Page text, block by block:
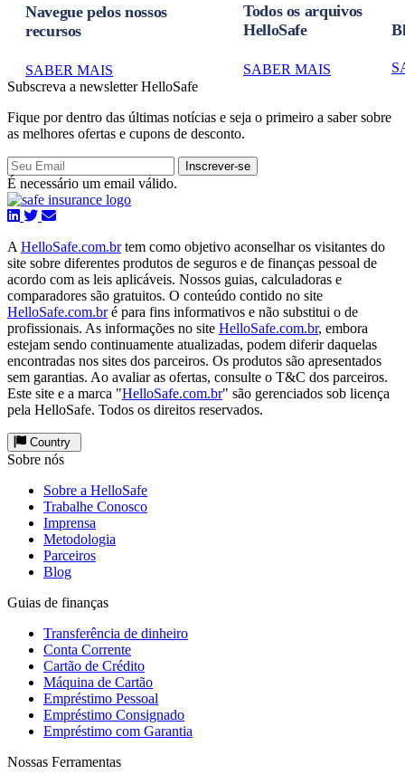
Navegue pelos nossos
recursos
SABER MAIS
Todos os arquivos
HelloSafe
SABER MAIS
Subscreva a newsletter HelloSafe
Fique por dentro das últimas notícias e seja o primeiro a saber sobre
as melhores ofertas e cupons de desconto.
Inscrever-se
É necessário um email válido.
A HelloSafe.com.brtem como objetivo aconselhar os visitantes do
site sobre diferentes produtos de seguros e de finanças pessoal de
acordo com as leis aplicáveis. Nossos guias, calculadoras e
comparadores são gratuitos. O conteúdo contido no site
HelloSafe.com.bré para fins informativos e não substitui o de
profissionais. As informações no site HelloSafe.com.br, embora
estejam sendo continuamente atualizadas, podem diferir daquelas
encontradas nos sites dos parceiros. Os produtos são apresentados
sem garantias. Ao avaliar as ofertas, consulte o T&C dos parceiros.
Este site e a marca "HelloSafe.com.br" são gerenciados sob licença
pela HelloSafe. Todos os direitos reservados.
Country
Sobre nós
Sobre a HelloSafe
Trabalhe Conosco
Imprensa
Metodologia
Parceiros
Blog
Guias de finanças
Transferência de dinheiro
Conta Corrente
Cartão de Crédito
Máquina de Cartão
Empréstimo Pessoal
Empréstimo Consignado
Empréstimo com Garantia
Nossas Ferramentas